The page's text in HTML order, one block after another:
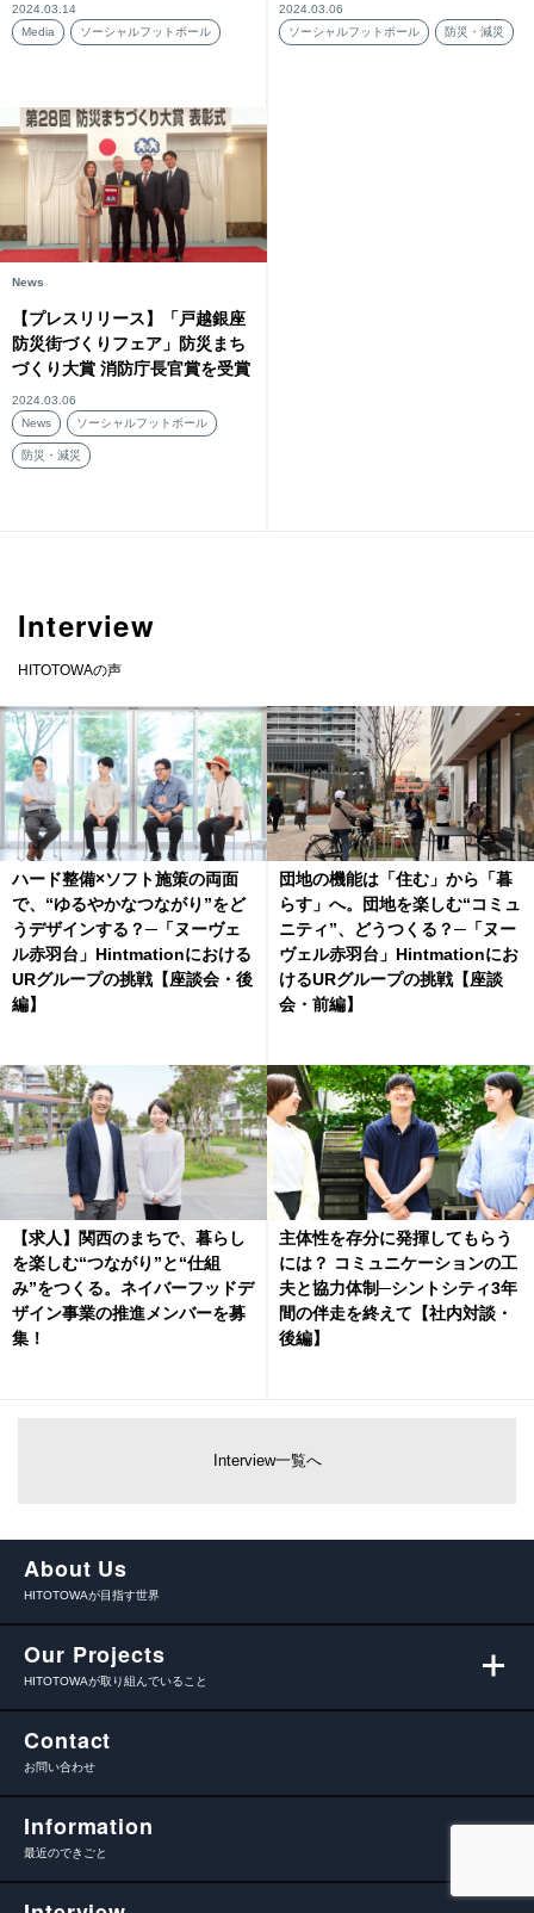
2024.03.14
Media
ソーシャルフットボール
2024.03.06
ソーシャルフットボール
防災・減災
News
【プレスリリース】「戸越銀座
防災街づくりフェア」防災まち
づくり大賞 消防庁長官賞を受賞
2024.03.06
News
ソーシャルフットボール
防災・減災
Interview
HITOTOWAの声
ハード整備×ソフト施策の両面
で、“ゆるやかなつながり”をど
うデザインする？─「ヌーヴェ
ル赤羽台」Hintmationにおける
URグループの挑戦【座談会・後
編】
団地の機能は「住む」から「暮
らす」へ。団地を楽しむ“コミュ
ニティ”、どうつくる？─「ヌー
ヴェル赤羽台」Hintmationにお
けるURグループの挑戦【座談
会・前編】
【求人】関西のまちで、暮らし
を楽しむ“つながり”と“仕組
み”をつくる。ネイバーフッドデ
ザイン事業の推進メンバーを募
集！
主体性を存分に発揮してもらう
には？ コミュニケーションの工
夫と協力体制─シントシティ3年
間の伴走を終えて【社内対談・
後編】
Interview一覧へ
About Us
HITOTOWAが目指す世界
Our Projects
HITOTOWAが取り組んでいること
Contact
お問い合わせ
Information
最近のできごと